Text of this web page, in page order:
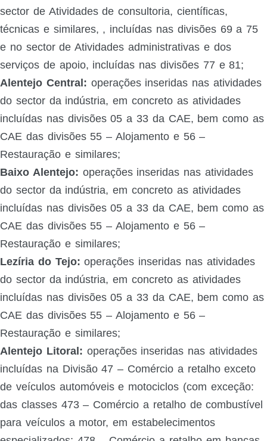
sector de Atividades de consultoria, científicas,
técnicas e similares, , incluídas nas divisões 69 a 75
e no sector de Atividades administrativas e dos
serviços de apoio, incluídas nas divisões 77 e 81;
Alentejo Central: operações inseridas nas atividades
do sector da indústria, em concreto as atividades
incluídas nas divisões 05 a 33 da CAE, bem como as
CAE das divisões 55 – Alojamento e 56 –
Restauração e similares;
Baixo Alentejo: operações inseridas nas atividades
do sector da indústria, em concreto as atividades
incluídas nas divisões 05 a 33 da CAE, bem como as
CAE das divisões 55 – Alojamento e 56 –
Restauração e similares;
Lezíria do Tejo: operações inseridas nas atividades
do sector da indústria, em concreto as atividades
incluídas nas divisões 05 a 33 da CAE, bem como as
CAE das divisões 55 – Alojamento e 56 –
Restauração e similares;
Alentejo Litoral: operações inseridas nas atividades
incluídas na Divisão 47 – Comércio a retalho exceto
de veículos automóveis e motociclos (com exceção:
das classes 473 – Comércio a retalho de combustível
para veículos a motor, em estabelecimentos